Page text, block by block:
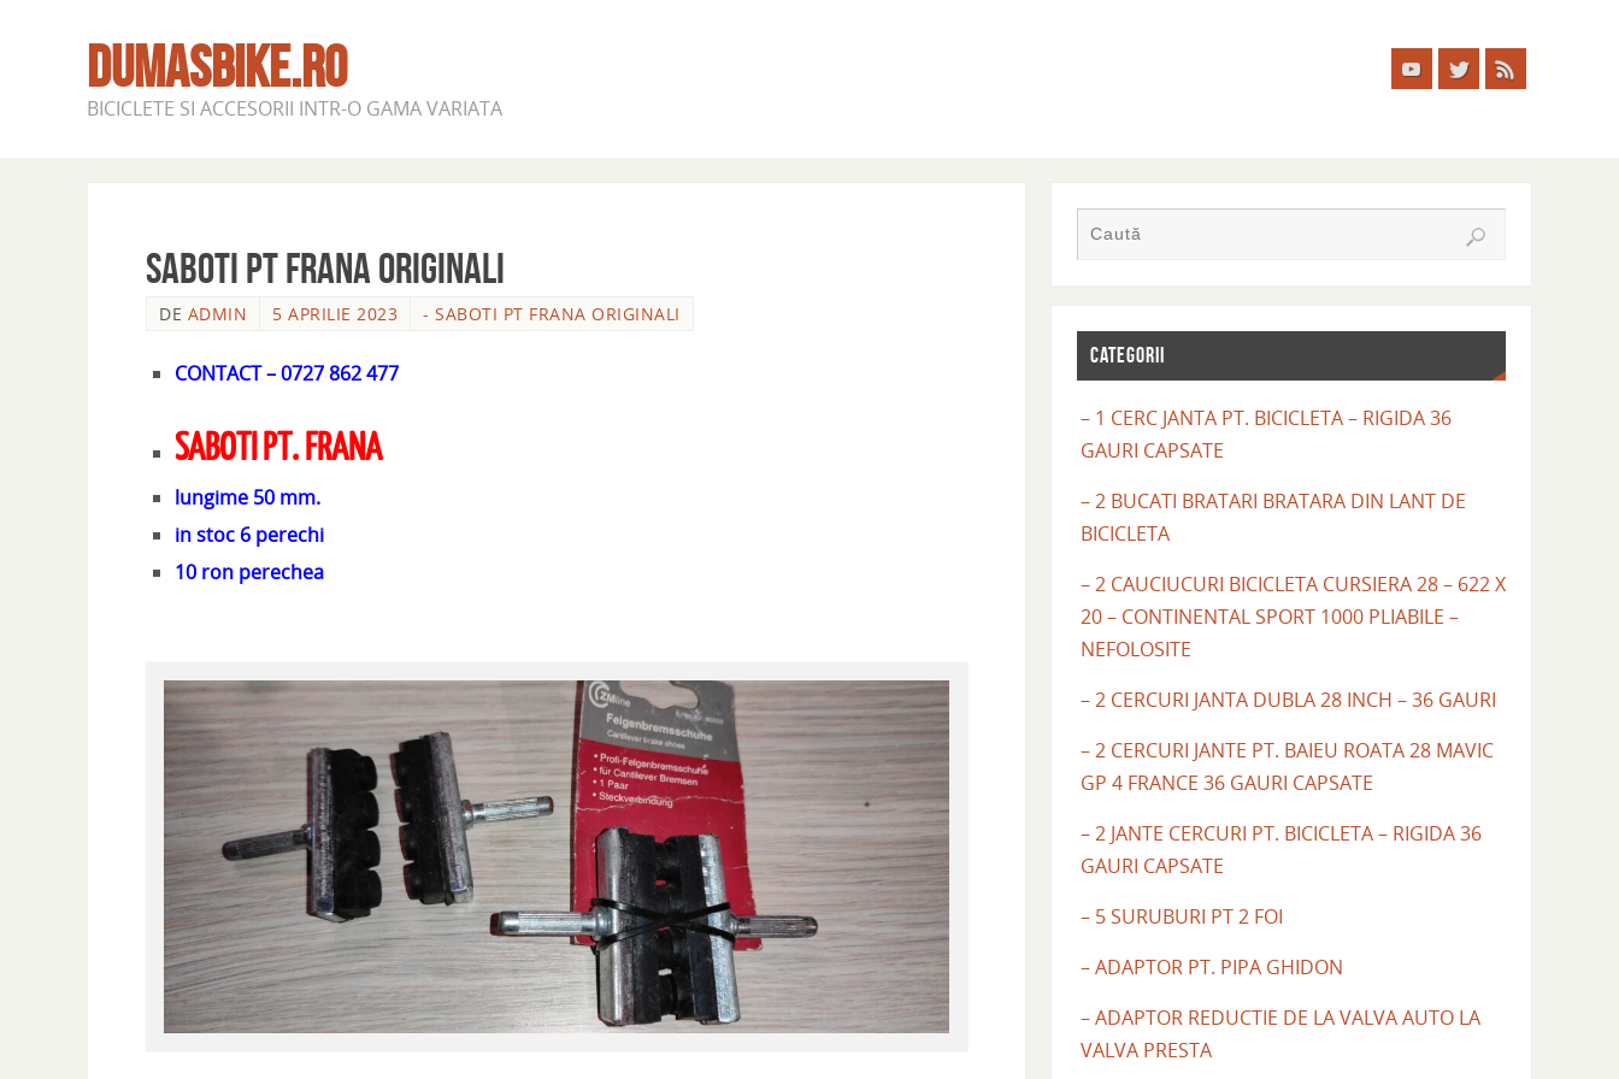
DUMASBIKE.RO
BICICLETE SI ACCESORII INTR-O GAMA VARIATA
SABOTI PT FRANA ORIGINALI
DE ADMIN 5 APRILIE 2023 - SABOTI PT FRANA ORIGINALI
CONTACT – 0727 862 477
SABOTI PT. FRANA
lungime 50 mm.
in stoc 6 perechi
10 ron perechea
CATEGORII
– 1 CERC JANTA PT. BICICLETA – RIGIDA 36
GAURI CAPSATE
– 2 BUCATI BRATARI BRATARA DIN LANT DE
BICICLETA
– 2 CAUCIUCURI BICICLETA CURSIERA 28 – 622 X
20 – CONTINENTAL SPORT 1000 PLIABILE –
NEFOLOSITE
– 2 CERCURI JANTA DUBLA 28 INCH – 36 GAURI
– 2 CERCURI JANTE PT. BAIEU ROATA 28 MAVIC
GP 4 FRANCE 36 GAURI CAPSATE
– 2 JANTE CERCURI PT. BICICLETA – RIGIDA 36
GAURI CAPSATE
– 5 SURUBURI PT 2 FOI
– ADAPTOR PT. PIPA GHIDON
– ADAPTOR REDUCTIE DE LA VALVA AUTO LA
VALVA PRESTA